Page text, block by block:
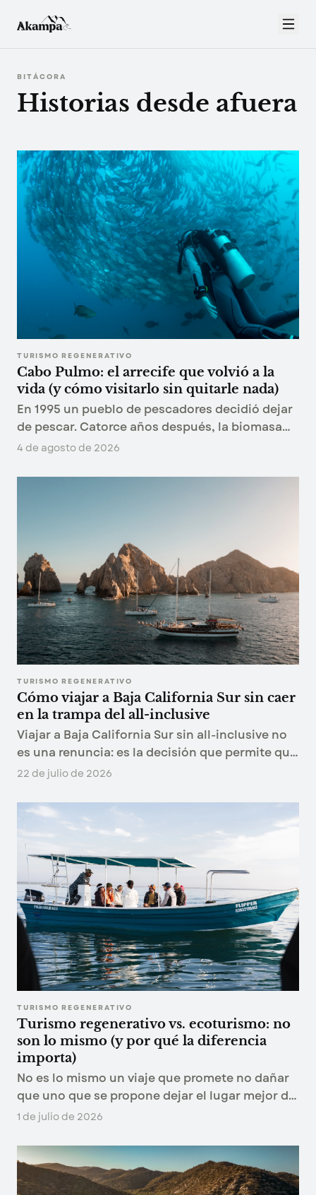
BITÁCORA
Historias desde afuera
TURISMO REGENERATIVO
Cabo Pulmo: el arrecife que volvió a la
vida (y cómo visitarlo sin quitarle nada)
En 1995 un pueblo de pescadores decidió dejar
de pescar. Catorce años después, la biomasa
de peces del arrecife había subido 463%. Qué
restarle nada.
4 de agosto de 2026
TURISMO REGENERATIVO
Cómo viajar a Baja California Sur sin caer
en la trampa del all-inclusive
Viajar a Baja California Sur sin all-inclusive no
es una renuncia: es la decisión que permite que
el viaje ocurra de verdad. Cinco principios y tres
alberca.
22 de julio de 2026
TURISMO REGENERATIVO
Turismo regenerativo vs. ecoturismo: no
son lo mismo (y por qué la diferencia
importa)
No es lo mismo un viaje que promete no dañar
que uno que se propone dejar el lugar mejor de
como lo encontró. Esa diferencia es la línea que
1 de julio de 2026